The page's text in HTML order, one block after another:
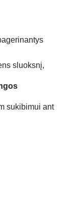
sluoksnį,
sukibimui ant